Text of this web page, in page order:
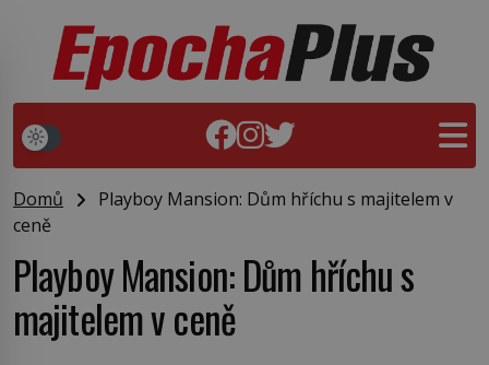
Domů
Playboy Mansion: Dům hříchu s majitelem v
ceně
Playboy Mansion: Dům hříchu s
majitelem v ceně